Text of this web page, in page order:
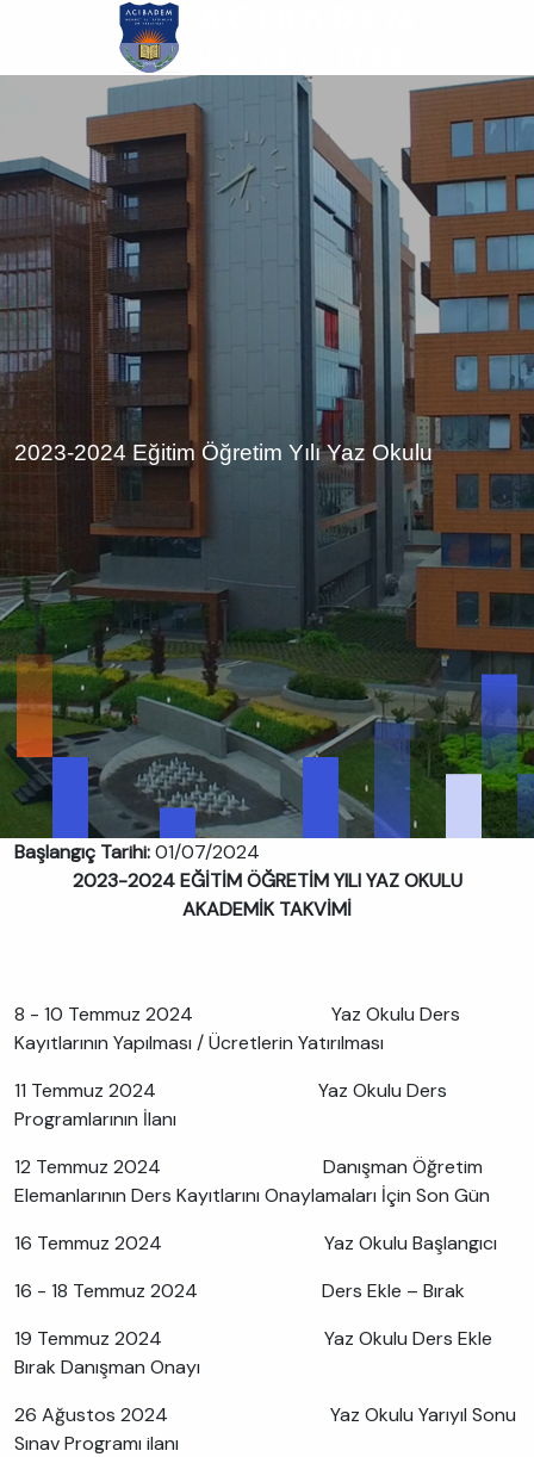
atla
2023-2024 Eğitim Öğretim Yılı Yaz Okulu
Başlangıç Tarihi:01/07/2024
2023-2024 EĞİTİM ÖĞRETİM YILI YAZ OKULU
AKADEMİK TAKVİMİ
8 - 10 Temmuz 2024 Yaz Okulu Ders
Kayıtlarının Yapılması / Ücretlerin Yatırılması
11 Temmuz 2024 Yaz Okulu Ders
Programlarının İlanı
12 Temmuz 2024 Danışman Öğretim
Elemanlarının Ders Kayıtlarını Onaylamaları İçin Son Gün
16 Temmuz 2024 Yaz Okulu Başlangıcı
16 - 18 Temmuz 2024 Ders Ekle – Bırak
19 Temmuz 2024 Yaz Okulu Ders Ekle
Bırak Danışman Onayı
26 Ağustos 2024 Yaz Okulu Yarıyıl Sonu
Sınav Programı ilanı